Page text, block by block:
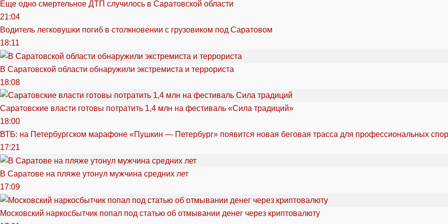
Еще одно смертельное ДТП случилось в Саратовской области
21:04
Водитель легковушки погиб в столкновении с грузовиком под Саратовом
18:11
В Саратовской области обнаружили экстремиста и террориста
18:08
Саратовские власти готовы потратить 1,4 млн на фестиваль «Сила традиций»
18:00
ВТБ: на Петербургском марафоне «Пушкин — Петербург» появится новая беговая трасса для профессиональных
17:21
В Саратове на пляже утонул мужчина средних лет
17:09
Московский наркосбытчик попал под статью об отмывании денег через криптовалюту